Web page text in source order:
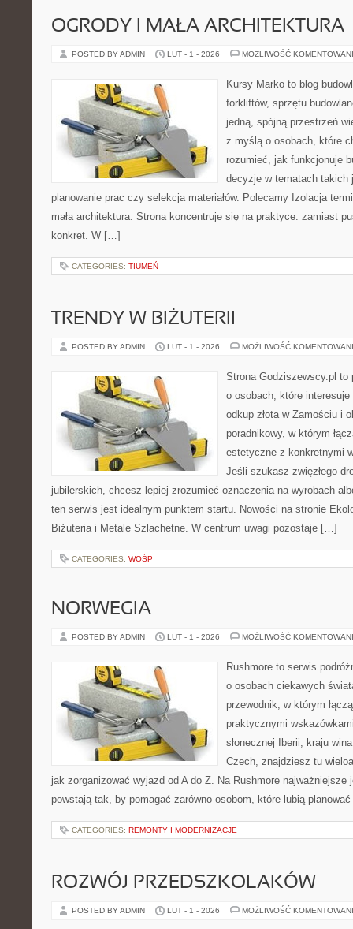
OGRODY I MAŁA ARCHITEKTURA
POSTED BY ADMIN LUT - 1 - 2026 MOŻLIWOŚĆ
Kursy Marko to blog
forkliftów, sprzętu
jedną, spójną przestrzeń
z myślą o osobach, które
rozumieć, jak funkcjonuje
decyzje w tematach takich
planowanie prac czy selekcja materiałów. Polecamy Izolacja
mała architektura. Strona koncentruje się na praktyce: zamiast
konkret. W […]
CATEGORIES: TIUMEŃ
TRENDY W BIŻUTERII
POSTED BY ADMIN LUT - 1 - 2026 MOŻLIWOŚĆ
Strona Godziszewscy.pl to
o osobach, które
odkup złota w Zamościu i
poradnikowy, w którym
estetyczne z konkretnymi
Jeśli szukasz zwięzłego
jubilerskich, chcesz lepiej zrozumieć oznaczenia na wyrobach
ten serwis jest idealnym punktem startu. Nowości na stronie
Biżuteria i Metale Szlachetne. W centrum uwagi pozostaje […]
CATEGORIES: WOŚP
NORWEGIA
POSTED BY ADMIN LUT - 1 - 2026 MOŻLIWOŚĆ
Rushmore to serwis
o osobach ciekawych
przewodnik, w którym
praktycznymi
słonecznej Iberii, kraju
Czech, znajdziesz tu
jak zorganizować wyjazd od A do Z. Na Rushmore
powstają tak, by pomagać zarówno osobom, które lubią
CATEGORIES: REMONTY I MODERNIZACJE
ROZWÓJ PRZEDSZKOLAKÓW
POSTED BY ADMIN LUT - 1 - 2026 MOŻLIWOŚĆ